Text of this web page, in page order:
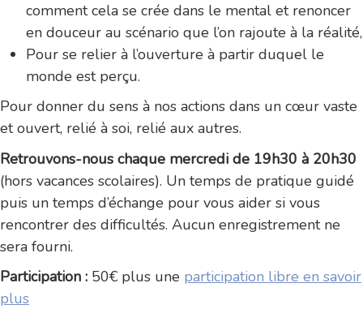
comment cela se crée dans le mental et renoncer
en douceur au scénario que l’on rajoute à la réalité,
Pour se relier à l’ouverture à partir duquel le
monde est perçu.
Pour donner du sens à nos actions dans un cœur vaste
et ouvert, relié à soi, relié aux autres.
Retrouvons-nous chaque mercredi de 19h30 à 20h30
(hors vacances scolaires). Un temps de pratique guidé
puis un temps d’échange pour vous aider si vous
rencontrer des difficultés. Aucun enregistrement ne
sera fourni.
Participation : 50€ plus une participation libre en savoir
plus